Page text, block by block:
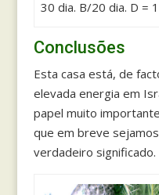
30 dia. B/20 dia. D =
Conclusões
Esta casa está, de
elevada energia em
papel muito
que em breve
verdadeiro significado.